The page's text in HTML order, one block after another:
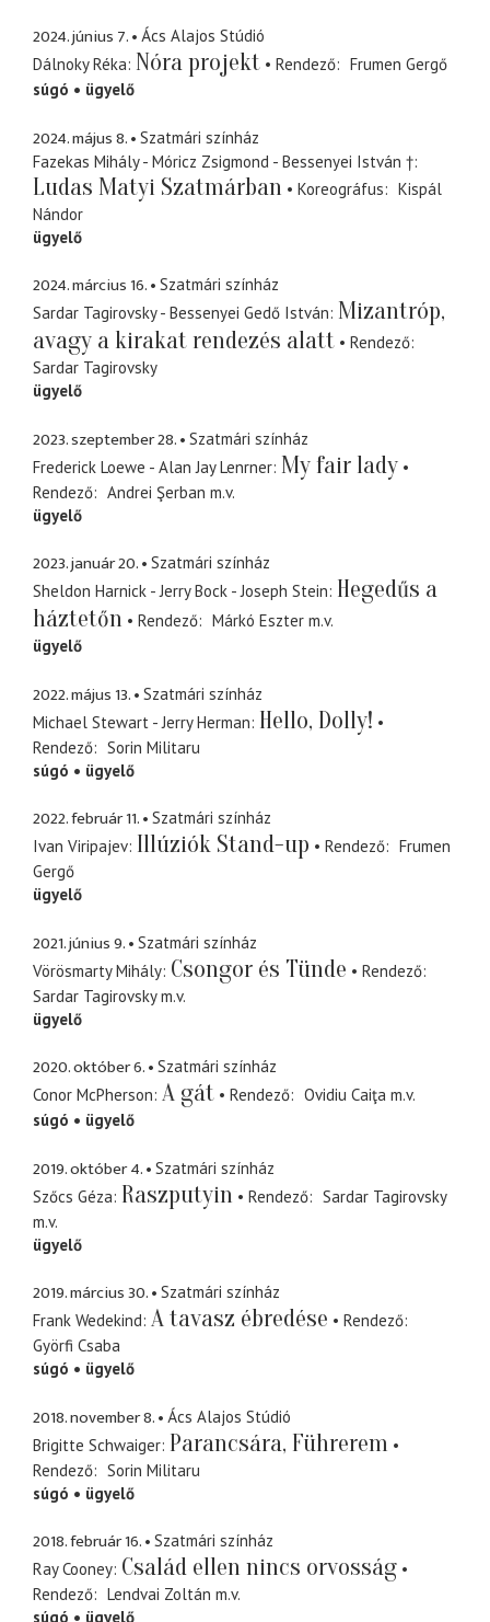
2024. június 7.
Ács Alajos Stúdió
Dálnoky Réka Nóra projekt Rendező
Frumen Gergő
súgó
ügyelő
2024. május 8.
Szatmári színház
Fazekas Mihály - Móricz Zsigmond - Bessenyei István †
Ludas Matyi Szatmárban Koreográfus
Kispál
Nándor
ügyelő
2024. március 16.
Szatmári színház
Sardar Tagirovsky - Bessenyei Gedő István Mizantróp,
avagy a kirakat rendezés alatt
Rendező
Sardar Tagirovsky
ügyelő
2023. szeptember 28.
Szatmári színház
Frederick Loewe - Alan Jay Lenrner My fair lady
Rendező Andrei Şerban m.v.
ügyelő
2023. január 20.
Szatmári színház
Sheldon Harnick - Jerry Bock - Joseph Stein Hegedűs a
háztetőn
Rendező Márkó Eszter m.v.
ügyelő
2022. május 13.
Szatmári színház
Michael Stewart - Jerry Herman Hello, Dolly!
Rendező
Sorin Militaru
súgó
ügyelő
2022. február 11.
Szatmári színház
Ivan Viripajev Illúziók Stand-up Rendező
Frumen
Gergő
ügyelő
2021. június 9.
Szatmári színház
Vörösmarty Mihály Csongor és Tünde
Rendező
Sardar Tagirovsky m.v.
ügyelő
2020. október 6.
Szatmári színház
Conor McPherson A gát Rendező Ovidiu Caiţa m.v.
súgó
ügyelő
2019. október 4.
Szatmári színház
Szőcs Géza Raszputyin Rendező
Sardar Tagirovsky
m.v.
ügyelő
2019. március 30.
Szatmári színház
Frank Wedekind A tavasz ébredése
Rendező
Györfi Csaba
súgó
ügyelő
2018. november 8.
Ács Alajos Stúdió
Brigitte Schwaiger Parancsára, Führerem
Rendező
Sorin Militaru
súgó
ügyelő
2018. február 16.
Szatmári színház
Ray Cooney Család ellen nincs orvosság
Rendező Lendvai Zoltán m.v.
súgó
ügyelő